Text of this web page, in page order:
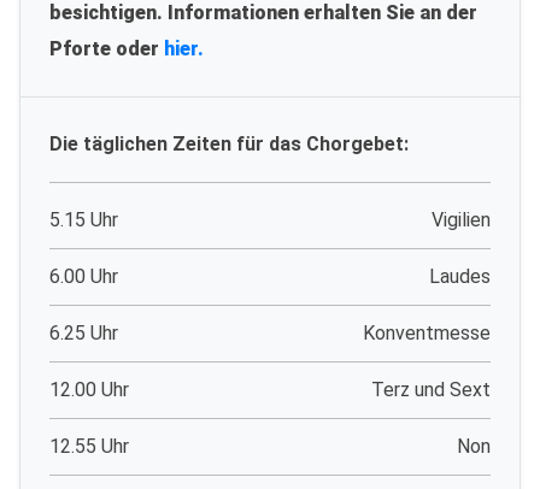
besichtigen. Informationen erhalten Sie an der
Pforte oder hier.
Die täglichen Zeiten für das Chorgebet:
5.15 Uhr Vigilien
6.00 Uhr Laudes
6.25 Uhr Konventmesse
12.00 Uhr Terz und Sext
12.55 Uhr Non